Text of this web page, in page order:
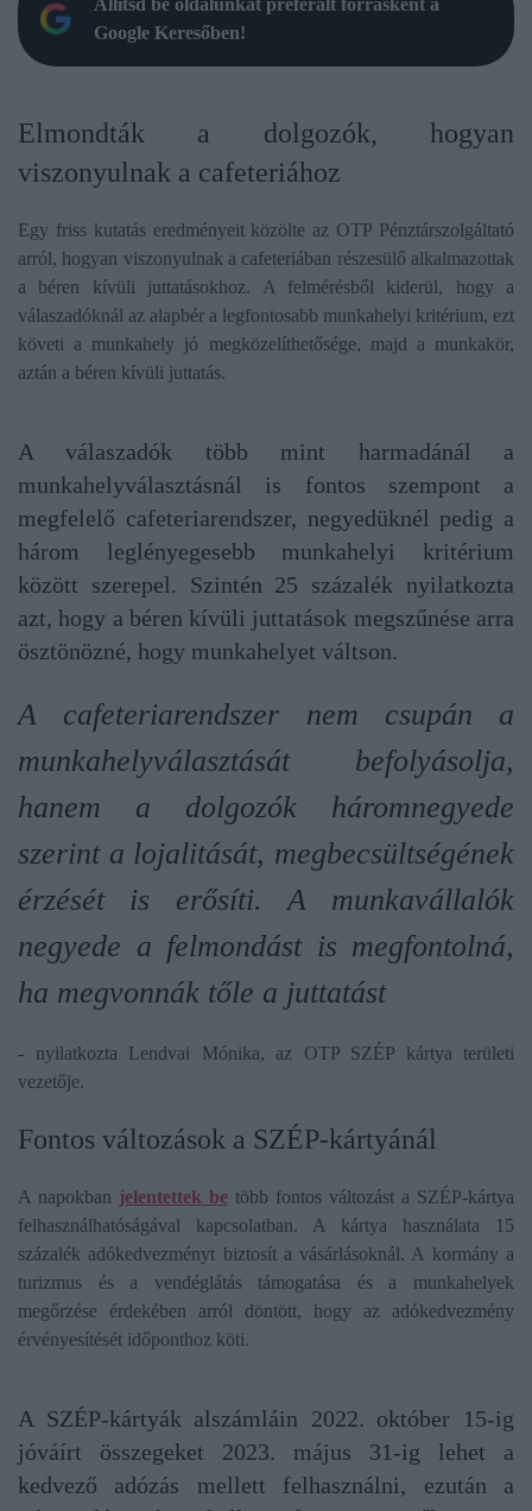
Állítsd be oldalunkat preferált forrásként a
Google Keresőben!
Elmondták a dolgozók, hogyan
viszonyulnak a cafeteriához
Egy friss kutatás eredményeit közölte az OTP Pénztárszolgáltató
arról, hogyan viszonyulnak a cafeteriában részesülő alkalmazottak
a béren kívüli juttatásokhoz. A felmérésből kiderül, hogy a
válaszadóknál az alapbér a legfontosabb munkahelyi kritérium, ezt
követi a munkahely jó megközelíthetősége, majd a munkakör,
aztán a béren kívüli juttatás.
A válaszadók több mint harmadánál a
munkahelyválasztásnál is fontos szempont a
megfelelő cafeteriarendszer, negyedüknél pedig a
három leglényegesebb munkahelyi kritérium
között szerepel. Szintén 25 százalék nyilatkozta
azt, hogy a béren kívüli juttatások megszűnése arra
ösztönözné, hogy munkahelyet váltson.
A cafeteriarendszer nem csupán a
munkahelyválasztását befolyásolja,
hanem a dolgozók háromnegyede
szerint a lojalitását, megbecsültségének
érzését is erősíti. A munkavállalók
negyede a felmondást is megfontolná,
ha megvonnák tőle a juttatást
- nyilatkozta Lendvai Mónika, az OTP SZÉP kártya területi
vezetője.
Fontos változások a SZÉP-kártyánál
A napokban jelentettek be több fontos változást a SZÉP-kártya
felhasználhatóságával kapcsolatban. A kártya használata 15
százalék adókedvezményt biztosít a vásárlásoknál. A kormány a
turizmus és a vendéglátás támogatása és a munkahelyek
megőrzése érdekében arról döntött, hogy az adókedvezmény
érvényesítését időponthoz köti.
A SZÉP-kártyák alszámláin 2022. október 15-ig
jóváírt összegeket 2023. május 31-ig lehet a
kedvező adózás mellett felhasználni, ezután a